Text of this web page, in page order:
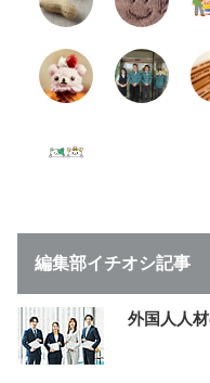
編集部イチオシ記事
外国人人